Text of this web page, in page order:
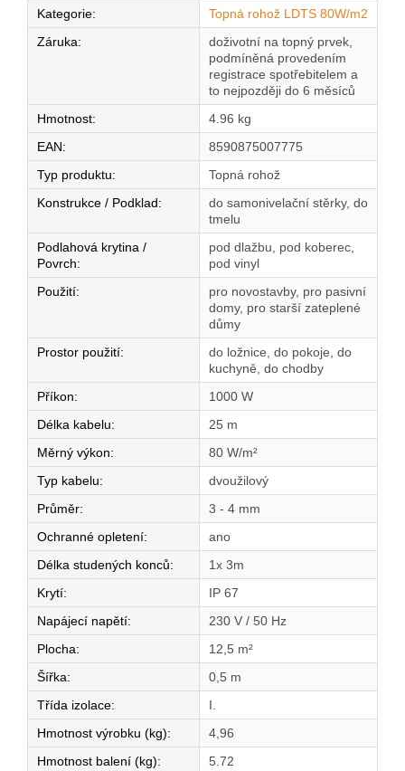
Kategorie:
Topná rohož LDTS 80W/m2
Záruka:
doživotní na topný prvek,
podmíněná provedením
registrace spotřebitelem a
to nejpozději do 6 měsíců
Hmotnost:
4.96 kg
EAN:
8590875007775
Typ produktu:
Topná rohož
Konstrukce / Podklad:
do samonivelační stěrky, do
tmelu
Podlahová krytina /
Povrch:
pod dlažbu, pod koberec,
pod vinyl
Použití:
pro novostavby, pro pasivní
domy, pro starší zateplené
důmy
Prostor použití:
do ložnice, do pokoje, do
kuchyně, do chodby
Příkon:
1000 W
Délka kabelu:
25 m
Měrný výkon:
80 W/m²
Typ kabelu:
dvoužilový
Průměr:
3 - 4 mm
Ochranné opletení:
ano
Délka studených konců:
1x 3m
Krytí:
IP 67
Napájecí napětí:
230 V / 50 Hz
Plocha:
12,5 m²
Šířka:
0,5 m
Třída izolace:
I.
Hmotnost výrobku (kg):
4,96
Hmotnost balení (kg): 5.72